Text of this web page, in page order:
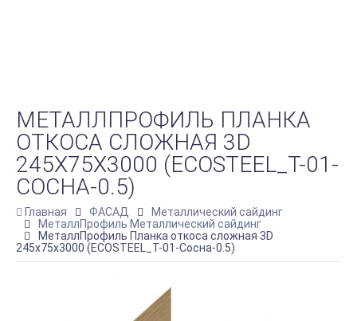
МЕТАЛЛПРОФИЛЬ ПЛАНКА
ОТКОСА СЛОЖНАЯ 3D
245Х75Х3000 (ECOSTEEL_T-01-
СОСНА-0.5)
Главная ФАСАД
Металлический сайдинг
МеталлПрофиль Металлический сайдинг
МеталлПрофиль Планка откоса сложная 3D
245х75х3000 (ECOSTEEL_T-01-Сосна-0.5)